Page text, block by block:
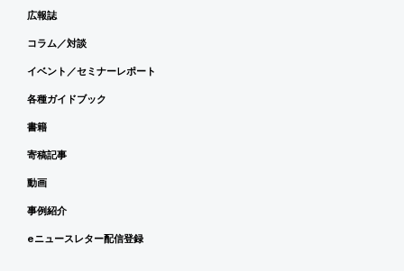
広報誌
コラム／対談
イベント／セミナーレポート
各種ガイドブック
書籍
寄稿記事
動画
事例紹介
eニュースレター配信登録